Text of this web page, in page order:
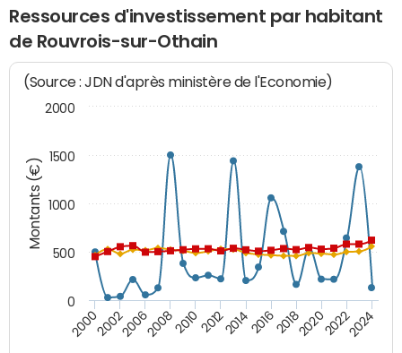
Ressources d'investissement par habitant
de Rouvrois-sur-Othain
Montants (€)
(Source : JDN d'après ministère de l'Economie)
200020022006200820102012201420162018202020222024
0
500
1000
1500
2000